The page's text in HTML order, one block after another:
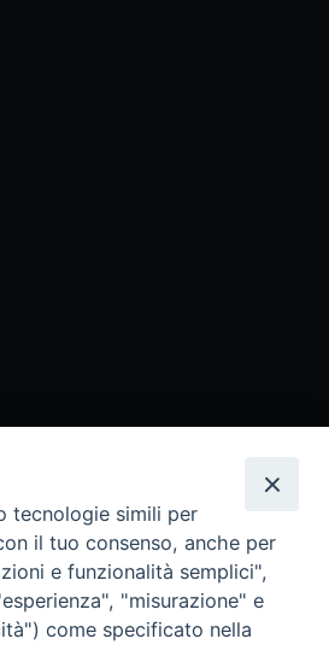
Digitale
Cartaceo
Copia Digitale
tecnologie simili per
il tuo consenso, anche per
e funzionalità semplici",
"misurazione" e
come specificato nella